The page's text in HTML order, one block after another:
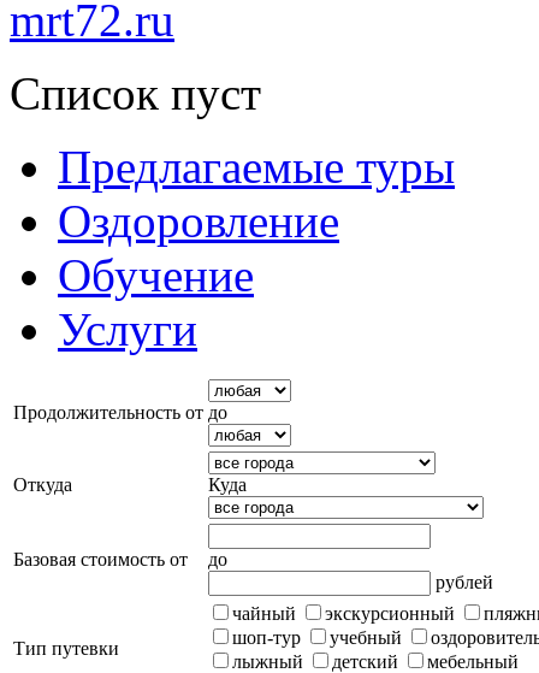
mrt72.ru
Список пуст
Предлагаемые туры
Оздоровление
Обучение
Услуги
Продолжительность от до
Откуда Куда
Базовая стоимость от
до
рублей
Тип путевки
чайный экскурсионный
шоп-тур
учебный
лыжный
детский
мебельный